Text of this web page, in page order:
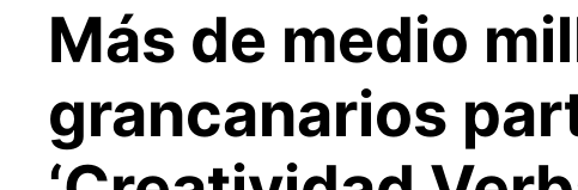
Más de medio
grancanarios